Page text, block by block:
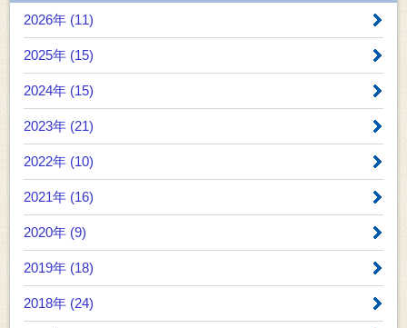
2026年 (11)
2025年 (15)
2024年 (15)
2023年 (21)
2022年 (10)
2021年 (16)
2020年 (9)
2019年 (18)
2018年 (24)